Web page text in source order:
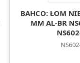
BAHCO: ŁOM
MM AL-BR